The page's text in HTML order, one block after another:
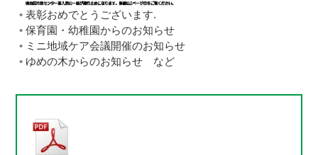
表彰おめでとうございます.
保育園・幼稚園からのお知らせ
ミニ地域ケア会議開催のお知らせ
ゆめの木からのお知らせ など